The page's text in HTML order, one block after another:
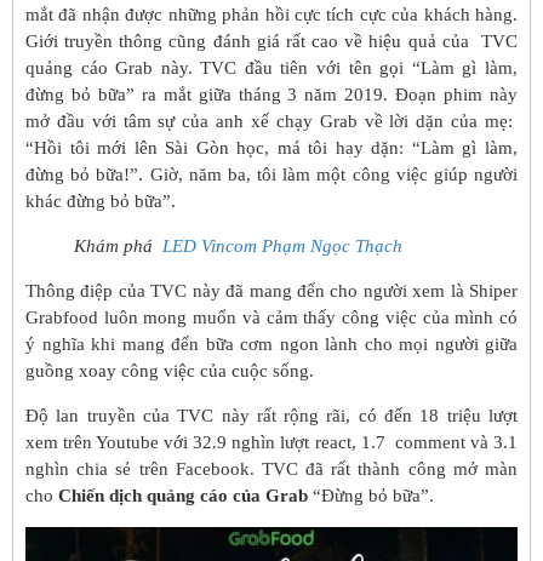
mắt đã nhận được những phản hồi cực tích cực của khách hàng.
Giới truyền thông cũng đánh giá rất cao về hiệu quả của TVC
quảng cáo Grab này. TVC đầu tiên với tên gọi “Làm gì làm,
đừng bỏ bữa” ra mắt giữa tháng 3 năm 2019. Đoạn phim này
mở đầu với tâm sự của anh xế chạy Grab về lời dặn của mẹ:
“Hồi tôi mới lên Sài Gòn học, má tôi hay dặn: “Làm gì làm,
đừng bỏ bữa!”. Giờ, năm ba, tôi làm một công việc giúp người
khác đừng bỏ bữa”.
Khám phá LED Vincom Phạm Ngọc Thạch
Thông điệp của TVC này đã mang đến cho người xem là Shiper
Grabfood luôn mong muốn và cảm thấy công việc của mình có
ý nghĩa khi mang đến bữa cơm ngon lành cho mọi người giữa
guồng xoay công việc của cuộc sống.
Độ lan truyền của TVC này rất rộng rãi, có đến 18 triệu lượt
xem trên Youtube với 32.9 nghìn lượt react, 1.7 comment và 3.1
nghìn chia sẻ trên Facebook. TVC đã rất thành công mở màn
cho Chiến dịch quảng cáo của Grab “Đừng bỏ bữa”.